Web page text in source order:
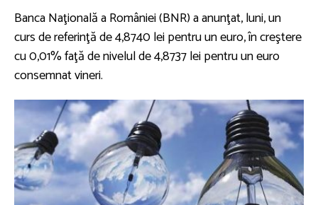
Banca Naţională a României (BNR) a anunţat, luni, un
curs de referinţă de 4,8740 lei pentru un euro, în creştere
cu 0,01% faţă de nivelul de 4,8737 lei pentru un euro
consemnat vineri.